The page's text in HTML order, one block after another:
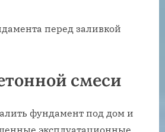
перед заливкой
смеси
фундамент под дом и